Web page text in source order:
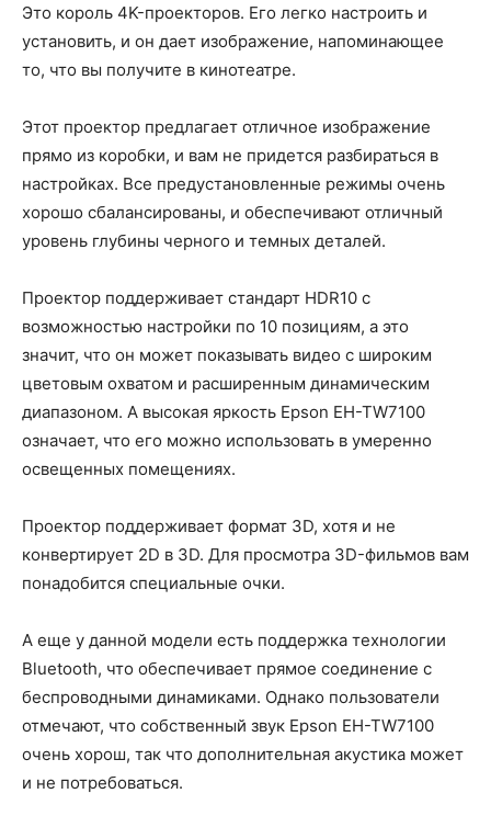
Это король 4K-проекторов. Его легко настроить и
установить, и он дает изображение, напоминающее
то, что вы получите в кинотеатре.
Этот проектор предлагает отличное изображение
прямо из коробки, и вам не придется разбираться в
настройках. Все предустановленные режимы очень
хорошо сбалансированы, и обеспечивают отличный
уровень глубины черного и темных деталей.
Проектор поддерживает стандарт HDR10 с
возможностью настройки по 10 позициям, а это
значит, что он может показывать видео с широким
цветовым охватом и расширенным динамическим
диапазоном. А высокая яркость Epson EH-TW7100
означает, что его можно использовать в умеренно
освещенных помещениях.
Проектор поддерживает формат 3D, хотя и не
конвертирует 2D в 3D. Для просмотра 3D-фильмов вам
понадобится специальные очки.
А еще у данной модели есть поддержка технологии
Bluetooth, что обеспечивает прямое соединение с
беспроводными динамиками. Однако пользователи
отмечают, что собственный звук Epson EH-TW7100
очень хорош, так что дополнительная акустика может
и не потребоваться.